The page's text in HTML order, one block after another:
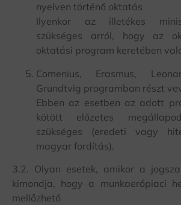
nyelven történő oktatás
Ilyenkor az illetékes
szükséges arról, hogy az
oktatási program keretében
Comenius, Erasmus,
Grundtvig programban részt
Ebben az esetben az adott
kötött előzetes
szükséges (eredeti vagy
magyar fordítás).
3.2. Olyan esetek, amikor a
kimondja, hogy a munkaerőpiaci
mellőzhető